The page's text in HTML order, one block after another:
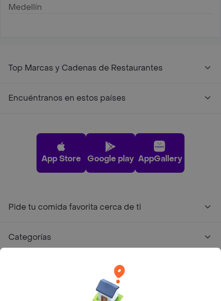
Medellín
Top Marcas y Cadenas de Restaurantes
Encuéntranos en estos países
App Store Google play AppGallery
Pide tu comida favorita cerca de ti
Categorías